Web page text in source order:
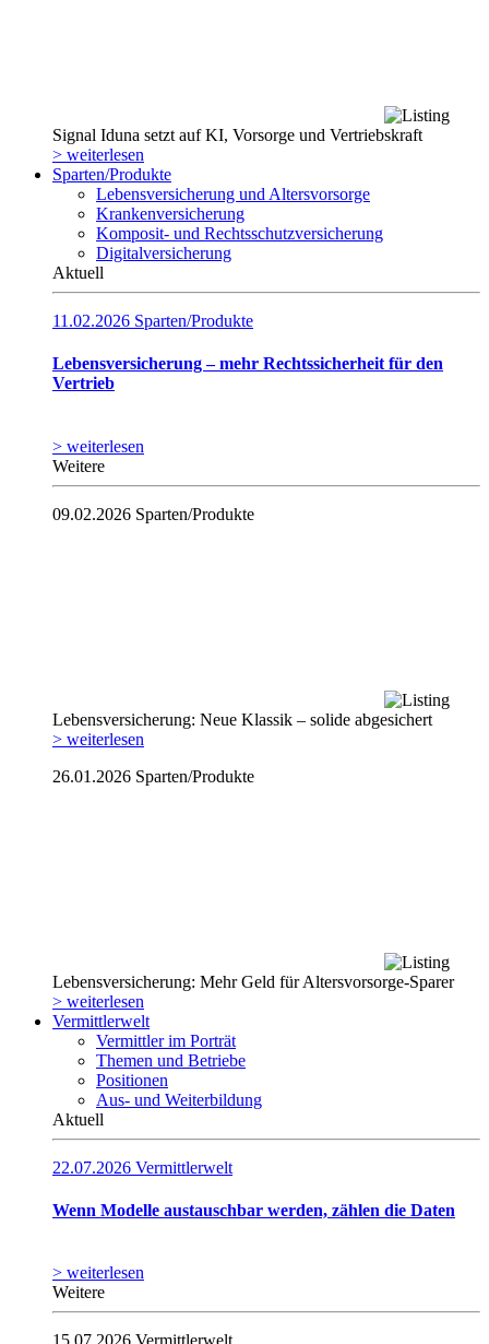
Signal Iduna setzt auf KI, Vorsorge und Vertriebskraft
> weiterlesen
Sparten/Produkte
Lebensversicherung und Altersvorsorge
Krankenversicherung
Komposit- und Rechtsschutzversicherung
Digitalversicherung
Aktuell
11.02.2026 Sparten/Produkte
Lebensversicherung – mehr Rechtssicherheit für den
Vertrieb
> weiterlesen
Weitere
09.02.2026 Sparten/Produkte
Lebensversicherung: Neue Klassik – solide abgesichert
> weiterlesen
26.01.2026 Sparten/Produkte
Lebensversicherung: Mehr Geld für Altersvorsorge-Sparer
> weiterlesen
Vermittlerwelt
Vermittler im Porträt
Themen und Betriebe
Positionen
Aus- und Weiterbildung
Aktuell
22.07.2026 Vermittlerwelt
Wenn Modelle austauschbar werden, zählen die Daten
> weiterlesen
Weitere